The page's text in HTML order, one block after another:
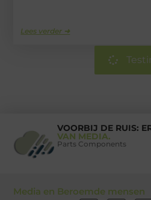
Lees verder ➜
VOORBIJ DE RUIS:
VAN MEDIA.
Parts Components
Media en Beroemde mensen